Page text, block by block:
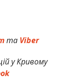
та Viber
у Кривому